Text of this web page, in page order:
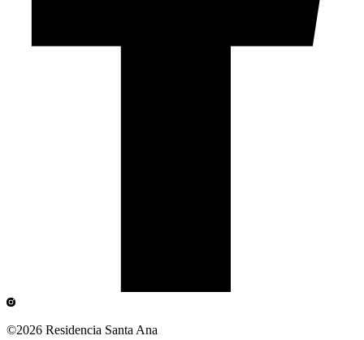
©2026 Residencia Santa Ana